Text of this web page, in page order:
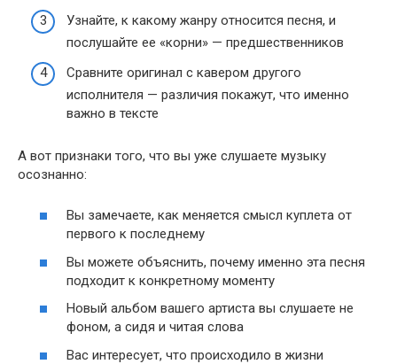
Узнайте, к какому жанру относится песня, и
послушайте ее «корни» — предшественников
Сравните оригинал с кавером другого
исполнителя — различия покажут, что именно
важно в тексте
А вот признаки того, что вы уже слушаете музыку
осознанно:
Вы замечаете, как меняется смысл куплета от
первого к последнему
Вы можете объяснить, почему именно эта песня
подходит к конкретному моменту
Новый альбом вашего артиста вы слушаете не
фоном, а сидя и читая слова
Вас интересует, что происходило в жизни